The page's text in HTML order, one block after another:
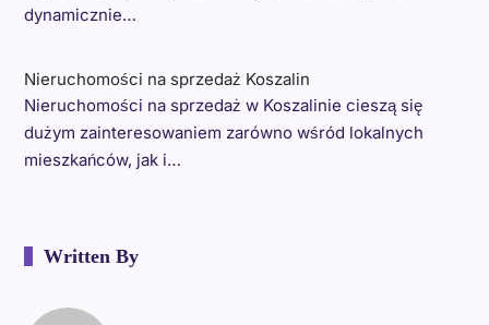
dynamicznie…
Nieruchomości na sprzedaż Koszalin
Nieruchomości na sprzedaż w Koszalinie cieszą się
dużym zainteresowaniem zarówno wśród lokalnych
mieszkańców, jak i…
Written By